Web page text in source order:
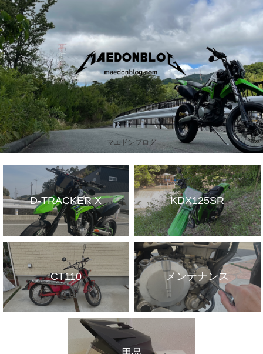
マエドンブログ
D-TRACKER X KDX125SR
CT110 メンテナンス